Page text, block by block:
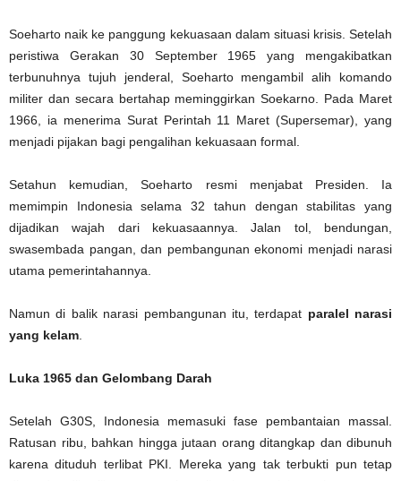
Soeharto naik ke panggung kekuasaan dalam situasi krisis. Setelah
peristiwa Gerakan 30 September 1965 yang mengakibatkan
terbunuhnya tujuh jenderal, Soeharto mengambil alih komando
militer dan secara bertahap meminggirkan Soekarno. Pada Maret
1966, ia menerima Surat Perintah 11 Maret (Supersemar), yang
menjadi pijakan bagi pengalihan kekuasaan formal.
Setahun kemudian, Soeharto resmi menjabat Presiden. Ia
memimpin Indonesia selama 32 tahun dengan stabilitas yang
dijadikan wajah dari kekuasaannya. Jalan tol, bendungan,
swasembada pangan, dan pembangunan ekonomi menjadi narasi
utama pemerintahannya.
Namun di balik narasi pembangunan itu, terdapat paralel narasi
yang kelam.
Luka 1965 dan Gelombang Darah
Setelah G30S, Indonesia memasuki fase pembantaian massal.
Ratusan ribu, bahkan hingga jutaan orang ditangkap dan dibunuh
karena dituduh terlibat PKI. Mereka yang tak terbukti pun tetap